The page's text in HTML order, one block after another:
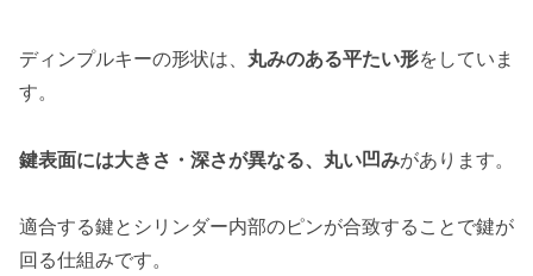
ディンプルキーの形状は、 丸みのある平たい形をしていま
す。
鍵表面には大きさ・深さが異なる、丸い凹みがあります。
適合する鍵とシリンダー内部のピンが合致することで鍵が
回る仕組みです。